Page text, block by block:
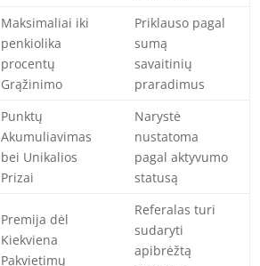
Maksimaliai iki
penkiolika
procentų
Grąžinimo
Priklauso pagal
sumą
savaitinių
praradimus
Punktų
Akumuliavimas
bei Unikalios
Prizai
Narystė
nustatoma
pagal aktyvumo
statusą
Premija dėl
Kiekviena
Pakvietimų
Referalas turi
sudaryti
apibrėžtą